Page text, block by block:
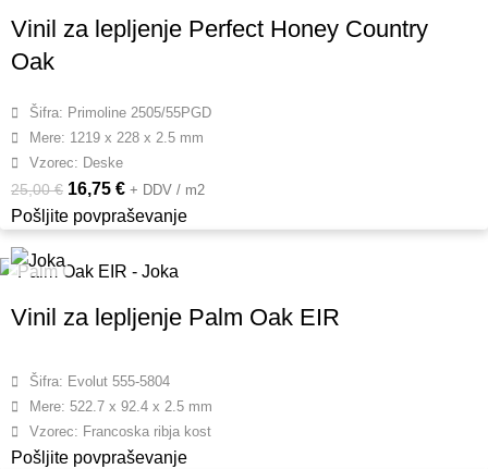
Vinil za lepljenje Perfect Honey Country
Oak
Šifra: Primoline 2505/55PGD
Mere: 1219 x 228 x 2.5 mm
Vzorec: Deske
25,00€ 16,75 € + DDV / m2
Pošljite povpraševanje
Vinil za lepljenje Palm Oak EIR
Šifra: Evolut 555-5804
Mere: 522.7 x 92.4 x 2.5 mm
Vzorec: Francoska ribja kost
Pošljite povpraševanje